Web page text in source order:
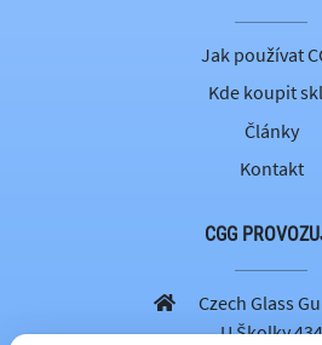
Jak používat
Kde koupit
Články
Kontakt
CGG
Czech Glass
U Školky 434